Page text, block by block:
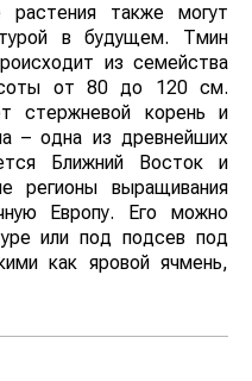
растения также могут
в будущем. Тмин
из семейства
от 80 до 120 см.
стержневой корень и
– одна из древнейших
Ближний Восток и
регионы выращивания
Европу. Его можно
или под подсев под
как яровой ячмень,